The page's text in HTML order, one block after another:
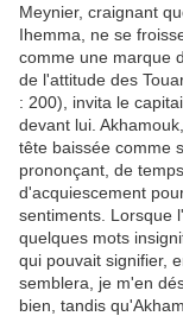
Meynier, craignant
Ihemma, ne se
comme une marque
de l'attitude des
: 200), invita le
devant lui.
tête baissée comme
prononçant, de
d'acquiescement
sentiments. Lorsque
quelques mots
qui pouvait signifier,
semblera, je m'en
bien, tandis